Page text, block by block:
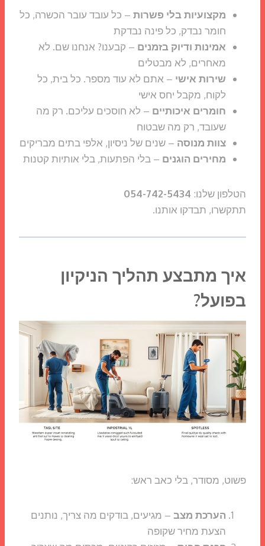
מקצועיות בלי פשרות – כל עובד עובר הכשרה, כל
חומר נבדק, כל פינה נבדקת
אמינות ודיוק בזמנים – קבענו? אנחנו שם. לא
מאחרים, לא מבטלים
שירות אישי – אתם לא עוד מספר. כל בית, כל
לקוח, מקבל יחס אישי
חומרים איכותיים – לא חוסכים עליכם. רק מה
שעובד, רק מה שבטוח
צוות מנוסה – שנים של ניסיון, אלפי בתים מבריקים
מחירים הוגנים – בלי הפתעות, בלי אותיות קטנות
הטלפון שלנו: 054-742-5434
תתקשרו, תבדקו אותנו.
איך מתבצע תהליך הניקיון
בפועל?
פשוט, מסודר, בלי כאב ראש:
הערכת מצב – מגיעים, בודקים מה צריך, נותנים
הצעת מחיר שקופה